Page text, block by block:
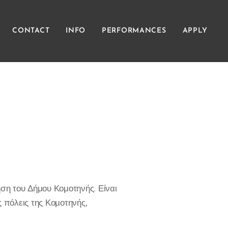
CONTACT INFO PERFORMANCES APPLY
του Δήμου Κομοτηνής. Είναι
της Κομοτηνής,